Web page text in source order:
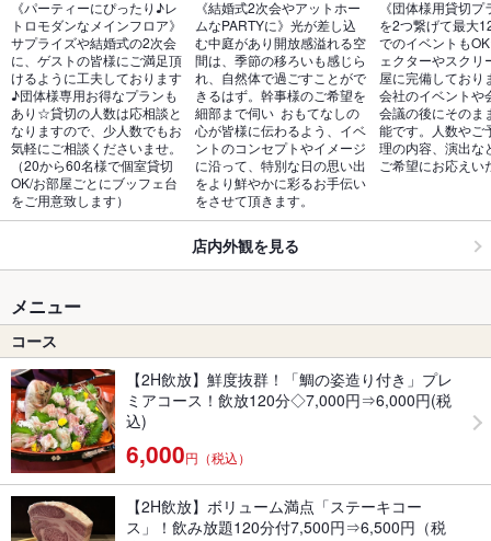
《パーティーにぴったり♪レ
トロモダンなメインフロア》
サプライズや結婚式の2次会
に、ゲストの皆様にご満足頂
けるように工夫しております
♪団体様専用お得なプランも
あり☆貸切の人数は応相談と
なりますので、少人数でもお
気軽にご相談くださいませ。
（20から60名様で個室貸切
OK/お部屋ごとにブッフェ台
をご用意致します）
《結婚式2次会やアットホー
ムなPARTYに》光が差し込
む中庭があり開放感溢れる空
間は、季節の移ろいも感じら
れ、自然体で過ごすことがで
きるはず。幹事様のご希望を
細部まで伺い  おもてなしの
心が皆様に伝わるよう、イベ
ントのコンセプトやイメージ
に沿って、特別な日の思い出
をより鮮やかに彩るお手伝い
をさせて頂きます。
《団体様用貸切
を2つ繋げて最大
でのイベントも
ェクターやスクリ
屋に完備しており
会社のイベント
会議の後にそのま
能です。人数やご
理の内容、演出な
ご希望にお応えい
店内外観を見る
メニュー
コース
【2H飲放】鮮度抜群！「鯛の姿造り付き」プレ
ミアコース！飲放120分◇7,000円⇒6,000円(税
込)
6,000円（税込）
【2H飲放】ボリューム満点「ステーキコー
ス」！飲み放題120分付7,500円⇒6,500円（税